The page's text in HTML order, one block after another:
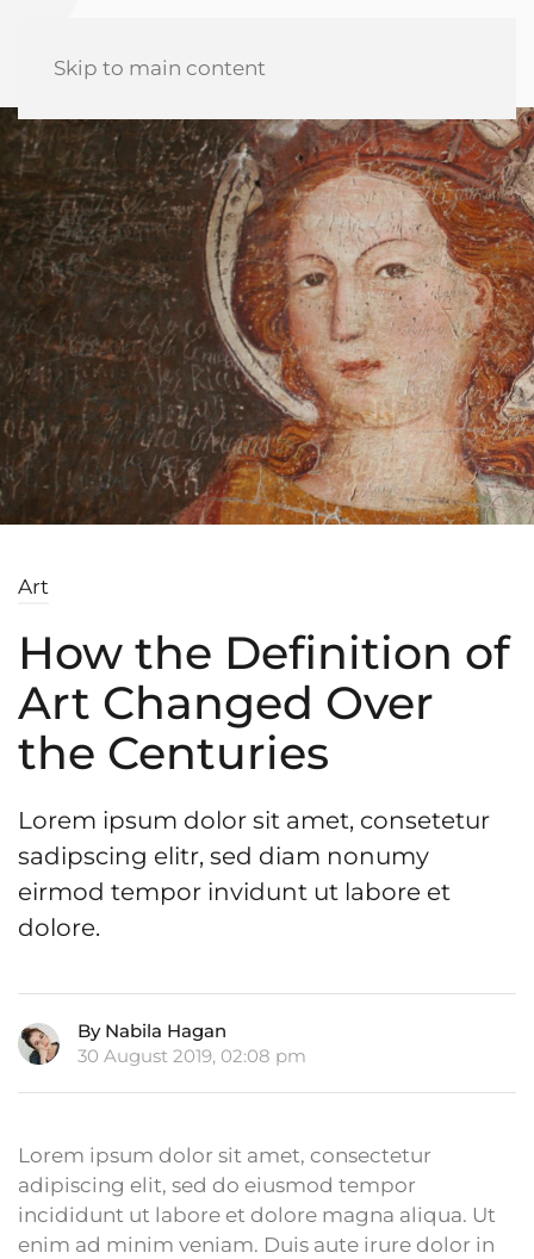
Skip to main content
Art
How the Definition of
Art Changed Over
the Centuries
Lorem ipsum dolor sit amet, consetetur
sadipscing elitr, sed diam nonumy
eirmod tempor invidunt ut labore et
dolore.
By Nabila Hagan
30 August 2019, 02:08 pm
Lorem ipsum dolor sit amet, consectetur
adipiscing elit, sed do eiusmod tempor
incididunt ut labore et dolore magna aliqua. Ut
enim ad minim veniam. Duis aute irure dolor in